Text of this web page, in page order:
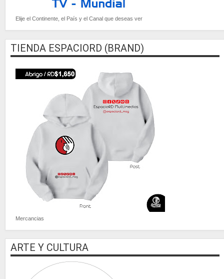
Elije el Continente, el País y el Canal que deseas ver
TIENDA ESPACIORD (BRAND)
Mercancias
ARTE Y CULTURA